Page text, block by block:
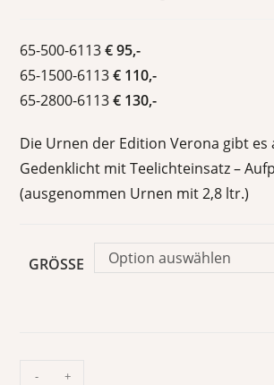
65-500-6113€ 95,-
65-1500-6113€ 110,-
65-2800-6113€ 130,-
Die Urnen der Edition Verona gibt es
Gedenklicht mit Teelichteinsatz –
(ausgenommen Urnen mit 2,8 ltr.)
GRÖSSE Option auswählen
- +